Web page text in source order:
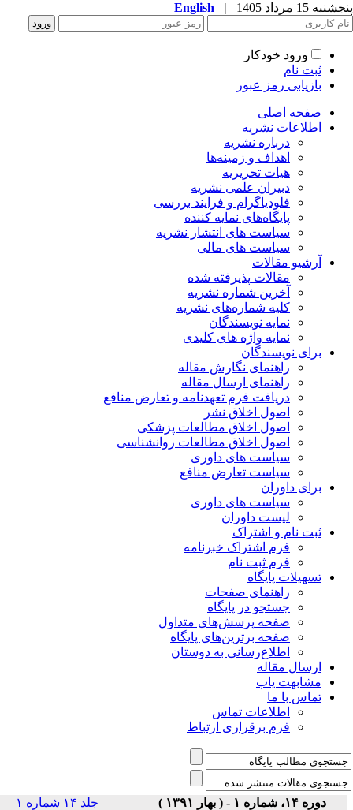
15 مرداد 1405 |
English
ورود خودکار
ثبت نام
بازیابی رمز عبور
صفحه اصلی
اطلاعات نشریه
درباره نشریه
اهداف و زمینه‌ها
هیات تحریریه
دبیران علمی نشریه
فلودیاگرام و فرایند بررسی
پایگاه‌های نمایه کننده
سیاست های انتشار نشریه
سیاست های مالی
آرشیو مقالات
مقالات پذیرفته شده
آخرین شماره نشریه
کلیه شماره‌های نشریه
نمایه نویسندگان
نمایه واژه های کلیدی
برای نویسندگان
راهنمای نگارش مقاله
راهنمای ارسال مقاله
دریافت فرم تعهدنامه و تعارض منافع
اصول اخلاق نشر
اصول اخلاق مطالعات پزشکی
اصول اخلاق مطالعات روانشناسی
سیاست های داوری
سیاست تعارض منافع
برای داوران
سیاست های داوری
لیست داوران
ثبت نام و اشتراک
فرم اشتراک خبرنامه
فرم ثبت نام
تسهیلات پایگاه
راهنمای صفحات
جستجو در پایگاه
صفحه پرسش‌های متداول
صفحه برترین‌های پایگاه
اطلاع‌رسانی به دوستان
ارسال مقاله
مشابهت یاب
تماس با ما
اطلاعات تماس
فرم برقراری ارتباط
دوره ۱۴، شماره ۱ - ( بهار ۱۳۹۱ )
جلد ۱۴ شماره ۱